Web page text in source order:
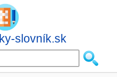
slovník.sk